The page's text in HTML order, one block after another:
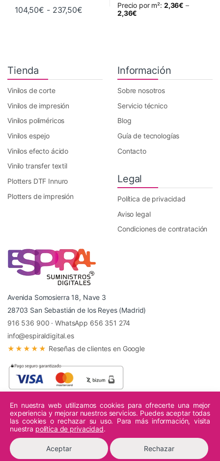
104,50€ - 237,50€Rango de precios: desde 104,50€
Este producto tiene múltiples variantes. Las opciones se
Precio por m²: 2,36€ –
2,36€
Este producto tiene múltiples
Tienda
Vinilos de corte
Vinilos de impresión
Vinilos poliméricos
Vinilos espejo
Vinilos efecto ácido
Vinilo transfer textil
Plotters DTF Innuro
Plotters de impresión
Información
Sobre nosotros
Servicio técnico
Blog
Guía de tecnologías
Contacto
Legal
Política de privacidad
Aviso legal
Condiciones de contratación
Avenida Somosierra 18, Nave 3
28703 San Sebastián de los Reyes (Madrid)
916 536 900 ·WhatsApp 656 351 274
info@espiraldigital.es
★★★★★ Reseñas de clientes en Google
© 2026 Espiral Digital - Todos los derechos reservados.
En nuestra web utilizamos cookies para ofrecerte una mejor
experiencia y mejorar nuestros servicios. Puedes aceptar todas
las cookies o rechazar su uso. Para más información, visita
nuestra política de privacidad.
Aceptar Rechazar